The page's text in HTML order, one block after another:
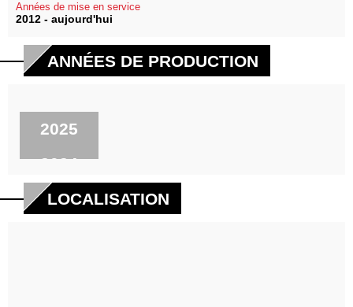
Années de mise en service
2012 - aujourd'hui
ANNÉES DE PRODUCTION
2025
2024
2023
LOCALISATION